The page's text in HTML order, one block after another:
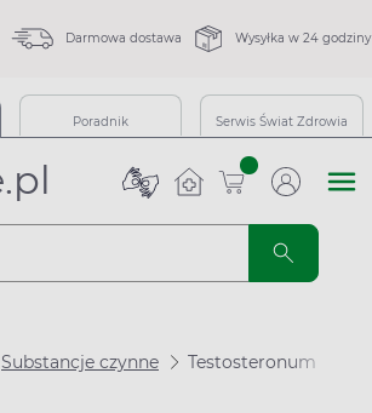
Darmowa dostawa Wysyłka w 24 godziny
Poradnik Serwis Świat Zdrowia
sztuk
Substancje czynne Testosteronum